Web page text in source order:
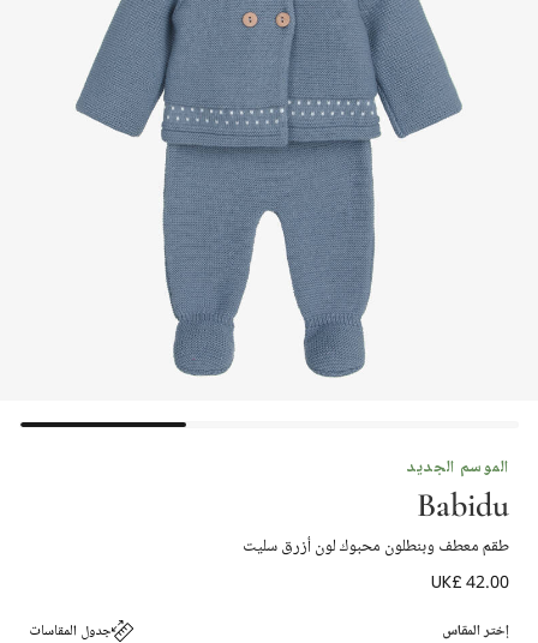
الموسم الجديد
Babidu
طقم معطف وبنطلون محبوك لون أزرق سليت
UK£ 42.00
إختر المقاس جدول المقاسات